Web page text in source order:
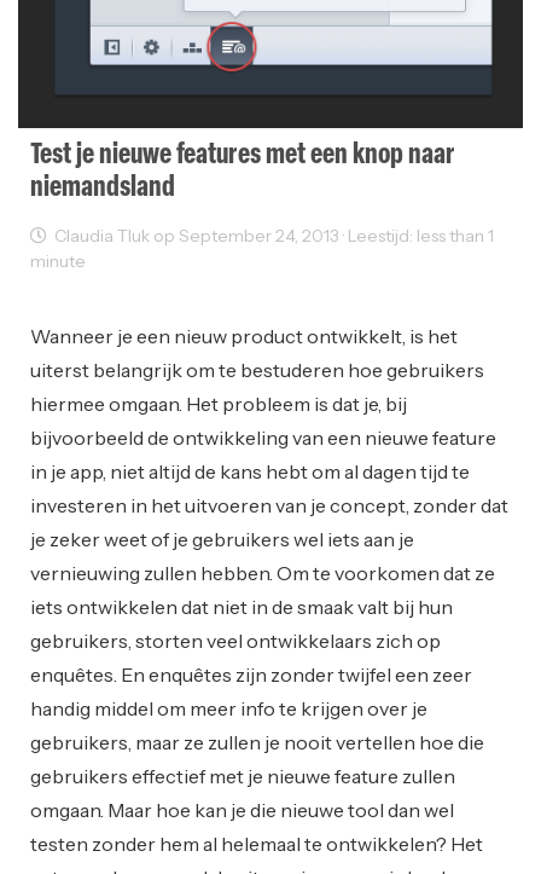
Test je nieuwe features met een knop naar
niemandsland
Claudia Tluk op September 24, 2013 · Leestijd: less than 1
minute
Wanneer je een nieuw product ontwikkelt, is het
uiterst belangrijk om te bestuderen hoe gebruikers
hiermee omgaan. Het probleem is dat je, bij
bijvoorbeeld de ontwikkeling van een nieuwe feature
in je app, niet altijd de kans hebt om al dagen tijd te
investeren in het uitvoeren van je concept, zonder dat
je zeker weet of je gebruikers wel iets aan je
vernieuwing zullen hebben. Om te voorkomen dat ze
iets ontwikkelen dat niet in de smaak valt bij hun
gebruikers, storten veel ontwikkelaars zich op
enquêtes. En enquêtes zijn zonder twijfel een zeer
handig middel om meer info te krijgen over je
gebruikers, maar ze zullen je nooit vertellen hoe die
gebruikers effectief met je nieuwe feature zullen
omgaan. Maar hoe kan je die nieuwe tool dan wel
testen zonder hem al helemaal te ontwikkelen? Het